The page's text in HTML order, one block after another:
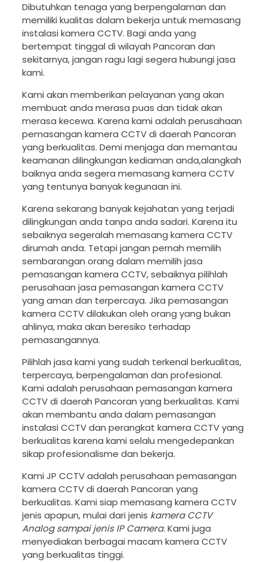
Dibutuhkan tenaga yang berpengalaman dan
memiliki kualitas dalam bekerja untuk memasang
instalasi kamera CCTV. Bagi anda yang
bertempat tinggal di wilayah Pancoran dan
sekitarnya, jangan ragu lagi segera hubungi jasa
kami.
Kami akan memberikan pelayanan yang akan
membuat anda merasa puas dan tidak akan
merasa kecewa. Karena kami adalah perusahaan
pemasangan kamera CCTV di daerah Pancoran
yang berkualitas. Demi menjaga dan memantau
keamanan dilingkungan kediaman anda,alangkah
baiknya anda segera memasang kamera CCTV
yang tentunya banyak kegunaan ini.
Karena sekarang banyak kejahatan yang terjadi
dilingkungan anda tanpa anda sadari. Karena itu
sebaiknya segeralah memasang kamera CCTV
dirumah anda. Tetapi jangan pernah memilih
sembarangan orang dalam memilih jasa
pemasangan kamera CCTV, sebaiknya pilihlah
perusahaan jasa pemasangan kamera CCTV
yang aman dan terpercaya. Jika pemasangan
kamera CCTV dilakukan oleh orang yang bukan
ahlinya, maka akan beresiko terhadap
pemasangannya.
Pilihlah jasa kami yang sudah terkenal berkualitas,
terpercaya, berpengalaman dan profesional.
Kami adalah perusahaan pemasangan kamera
CCTV di daerah Pancoran yang berkualitas. Kami
akan membantu anda dalam pemasangan
instalasi CCTV dan perangkat kamera CCTV yang
berkualitas karena kami selalu mengedepankan
sikap profesionalisme dan bekerja.
Kami JP CCTV adalah perusahaan pemasangan
kamera CCTV di daerah Pancoran yang
berkualitas. Kami siap memasang kamera CCTV
jenis apapun, mulai dari jenis kamera CCTV
Analog sampai jenis IP Camera. Kami juga
menyediakan berbagai macam kamera CCTV
yang berkualitas tinggi.